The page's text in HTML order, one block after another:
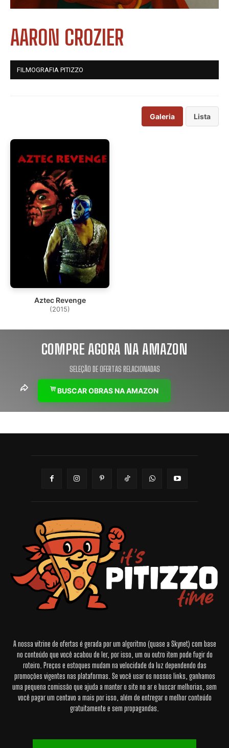
AARON CROZIER
FILMOGRAFIA PITIZZO
Galeria Lista
Aztec Revenge
(2015)
COMPRE AGORA NA AMAZON
SELEÇÃO DE OFERTAS RELACIONADAS
BUSCAR OBRAS NA AMAZON
A nossa vitrine de ofertas é gerada por um algoritmo (quase a Skynet) com base
no conteúdo que você acabou de ler, por isso, um ou outro item pode fugir do
roteiro. Preços e estoques mudam na velocidade da luz dependendo das
promoções vigentes nas plataformas. Se você usar os nossos links, ganhamos
uma pequena comissão que ajuda a manter o site no ar e buscar melhorias, sem
você pagar um centavo a mais por isso, além de entregar o melhor conteúdo
gratuitamente e sem propagandas.